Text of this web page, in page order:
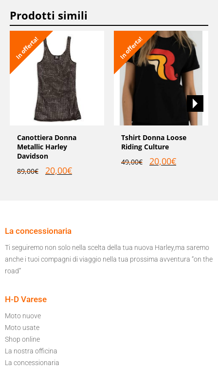
Prodotti simili
Canottiera Donna
Metallic Harley
Davidson
89,00€ 20,00€
In offerta!
Tshirt Donna Loose
Riding Culture
49,00€ 20,00€
In offerta!
La concessionaria
Ti seguiremo non solo nella scelta della tua nuova Harley,ma saremo
anche i tuoi compagni di viaggio nella tua prossima avventura “on the
road”
H-D Varese
Moto nuove
Moto usate
Shop online
La nostra officina
La concessionaria